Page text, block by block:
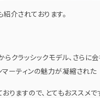
介されております。
クラッシックモデル、さらに
マーティンの魅力が凝縮された
りますので、とてもおススメで